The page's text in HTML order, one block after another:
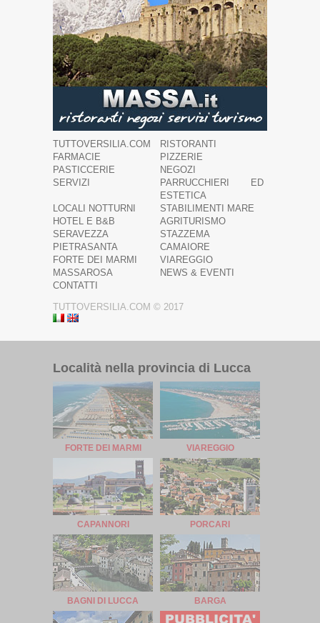
TUTTOVERSILIA.COM
RISTORANTI
FARMACIE
PIZZERIE
PASTICCERIE
NEGOZI
SERVIZI
PARRUCCHIERI ED
ESTETICA
LOCALI NOTTURNI
STABILIMENTI MARE
HOTEL E B&B
AGRITURISMO
SERAVEZZA
STAZZEMA
PIETRASANTA
CAMAIORE
FORTE DEI MARMI
VIAREGGIO
MASSAROSA
NEWS & EVENTI
CONTATTI
TUTTOVERSILIA.COM © 2017
Località nella provincia di Lucca
FORTE DEI MARMI VIAREGGIO
CAPANNORI PORCARI
BAGNI DI LUCCA BARGA